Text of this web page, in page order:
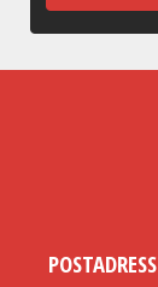
POSTADRESS